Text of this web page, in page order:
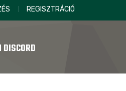
REGISZTRÁCIÓ